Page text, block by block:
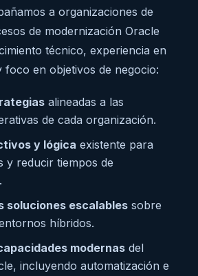
a organizaciones de
de modernización Oracle
técnico, experiencia en
en objetivos de negocio:
alineadas a las
de cada organización.
y lógica existente para
y reducir tiempos de
soluciones escalables sobre
híbridos.
modernas del
incluyendo automatización e